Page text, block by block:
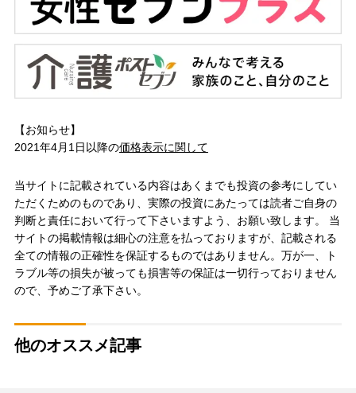
【お知らせ】
2021年4月1日以降の価格表示に関して
当サイトに記載されている内容はあくまでも投資の参考にしてい
ただくためのものであり、実際の投資にあたっては読者ご自身の
判断と責任において行って下さいますよう、お願い致します。 当
サイトの掲載情報は細心の注意を払っておりますが、記載される
全ての情報の正確性を保証するものではありません。万が一、ト
ラブル等の損失が被っても損害等の保証は一切行っておりません
ので、予めご了承下さい。
他のオススメ記事